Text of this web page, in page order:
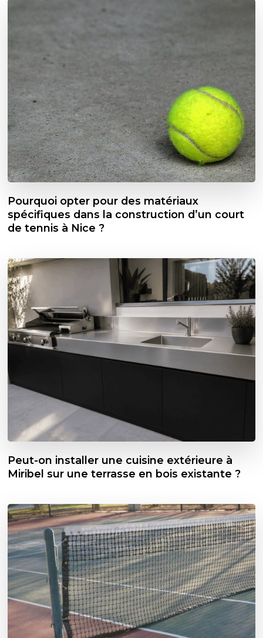
Pourquoi opter pour des matériaux
spécifiques dans la construction d’un court
de tennis à Nice ?
Peut-on installer une cuisine extérieure à
Miribel sur une terrasse en bois existante ?